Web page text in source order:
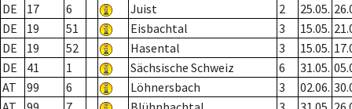
DE 17 6 Juist 2 25.05.
DE
19 51 Eisbachtal 3 15.05.
DE
19 52 Hasental 3 15.05.
DE
41 1 Sächsische Schweiz 6 31.05.
AT
99 6 Löhnersbach 3 02.06.